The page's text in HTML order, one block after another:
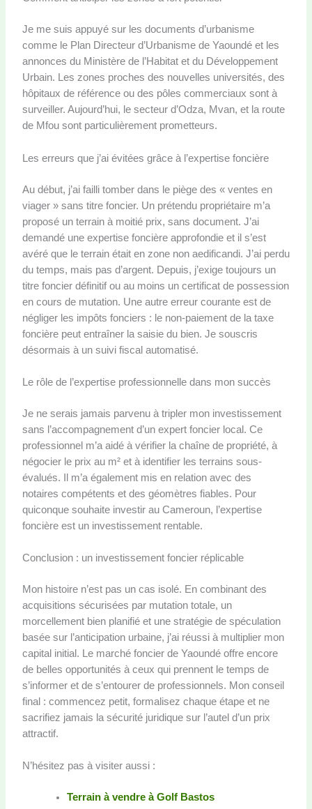
Je me suis appuyé sur les documents d’urbanisme
comme le Plan Directeur d’Urbanisme de Yaoundé et les
annonces du Ministère de l’Habitat et du Développement
Urbain. Les zones proches des nouvelles universités, des
hôpitaux de référence ou des pôles commerciaux sont à
surveiller. Aujourd’hui, le secteur d’Odza, Mvan, et la route
de Mfou sont particulièrement prometteurs.
Les erreurs que j’ai évitées grâce à l’expertise foncière
Au début, j’ai failli tomber dans le piège des « ventes en
viager » sans titre foncier. Un prétendu propriétaire m’a
proposé un terrain à moitié prix, sans document. J’ai
demandé une expertise foncière approfondie et il s’est
avéré que le terrain était en zone non aedificandi. J’ai perdu
du temps, mais pas d’argent. Depuis, j’exige toujours un
titre foncier définitif ou au moins un certificat de possession
en cours de mutation. Une autre erreur courante est de
négliger les impôts fonciers : le non-paiement de la taxe
foncière peut entraîner la saisie du bien. Je souscris
désormais à un suivi fiscal automatisé.
Le rôle de l’expertise professionnelle dans mon succès
Je ne serais jamais parvenu à tripler mon investissement
sans l’accompagnement d’un expert foncier local. Ce
professionnel m’a aidé à vérifier la chaîne de propriété, à
négocier le prix au m² et à identifier les terrains sous-
évalués. Il m’a également mis en relation avec des
notaires compétents et des géomètres fiables. Pour
quiconque souhaite investir au Cameroun, l’expertise
foncière est un investissement rentable.
Conclusion : un investissement foncier réplicable
Mon histoire n’est pas un cas isolé. En combinant des
acquisitions sécurisées par mutation totale, un
morcellement bien planifié et une stratégie de spéculation
basée sur l’anticipation urbaine, j’ai réussi à multiplier mon
capital initial. Le marché foncier de Yaoundé offre encore
de belles opportunités à ceux qui prennent le temps de
s’informer et de s’entourer de professionnels. Mon conseil
final : commencez petit, formalisez chaque étape et ne
sacrifiez jamais la sécurité juridique sur l’autel d’un prix
attractif.
N’hésitez pas à visiter aussi :
Terrain à vendre à Golf Bastos